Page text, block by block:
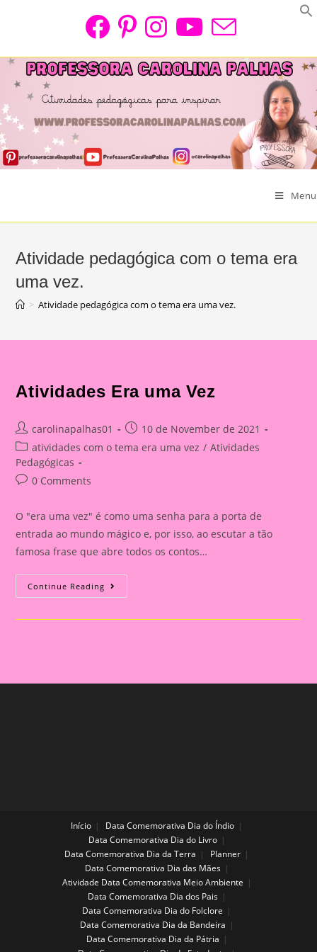
Menu
Atividade pedagógica com o tema era
uma vez.
> Atividade pedagógica com o tema era uma vez.
Atividades Era uma Vez
Post
author:
carolinapalhas01
Post
published:
10 de November de 2021
Post
category:
atividades com o tema era uma vez / Atividades
Pedagógicas
Post0 Comments
O "era uma vez" é como uma senha para a porta de
entrada ao mundo mágico e, por isso, ao escutar a tão
famosa frase que abre todos os contos…
Continue Reading Atividades
Era
Vez
Início
Data Comemorativa Dia do Índio
Data Comemorativa Dia do Livro
Data Comemorativa Dia da Terra
Planner
Data Comemorativa Dia das Mães
Atividade Data Comemorativa Meio Ambiente
Data Comemorativa Dia dos Pais
Data Comemorativa Dia do Folclore
Data Comemorativa Dia da Bandeira
Data Comemorativa Dia da Pátria